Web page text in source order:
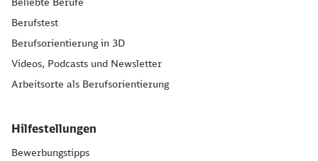
Berufstest
Berufsorientierung in 3D
Videos, Podcasts und Newsletter
Arbeitsorte als Berufsorientierung
Hilfestellungen
Bewerbungstipps